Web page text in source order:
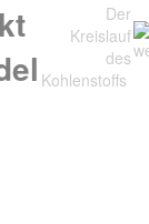
Der
Kreislauf
des
Kohlenstoffs